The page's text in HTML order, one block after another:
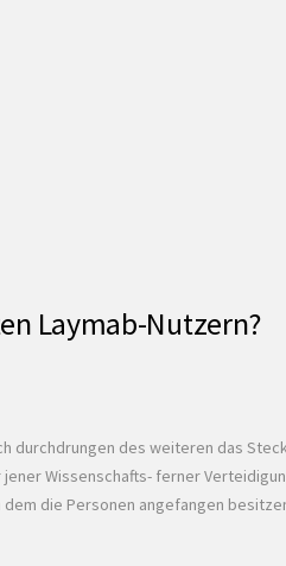
Laymab-Nutzern?
durchdrungen des weiteren das
Wissenschafts- ferner
die Personen angefangen